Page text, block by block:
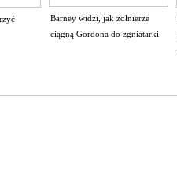
Barney widzi, jak żołnierze
ciągną Gordona do zgniatarki